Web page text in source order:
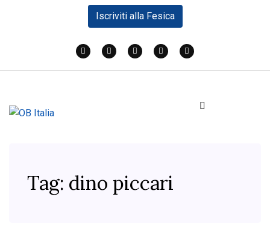
Iscriviti alla Fesica
Tag: dino piccari